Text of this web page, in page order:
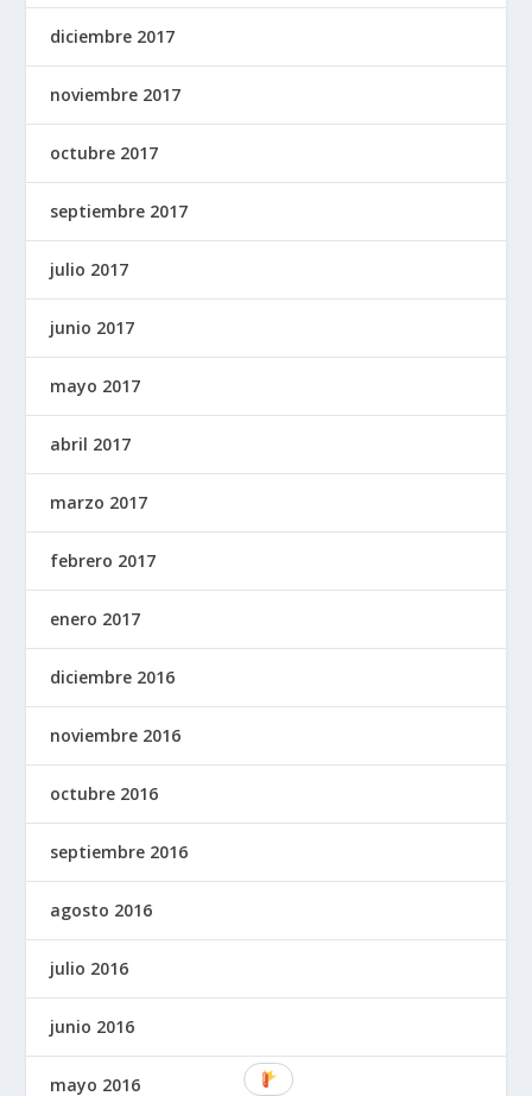
diciembre 2017
noviembre 2017
octubre 2017
septiembre 2017
julio 2017
junio 2017
mayo 2017
abril 2017
marzo 2017
febrero 2017
enero 2017
diciembre 2016
noviembre 2016
octubre 2016
septiembre 2016
agosto 2016
julio 2016
junio 2016
mayo 2016